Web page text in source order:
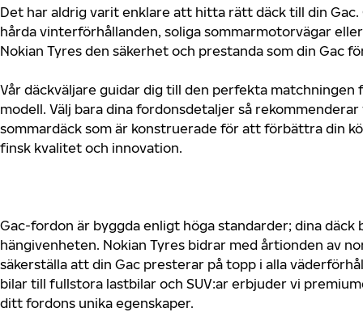
Det har aldrig varit enklare att hitta rätt däck till din
hårda vinterförhållanden, soliga sommarmotorvägar
Nokian Tyres den säkerhet och prestanda som din Gac
Vår däckväljare guidar dig till den perfekta matchningen
modell. Välj bara dina fordonsdetaljer så
sommardäck som är konstruerade för att förbättra din
finsk kvalitet och innovation.
Gac-fordon är byggda enligt höga standarder; dina däck
hängivenheten. Nokian Tyres bidrar med årtionden av
säkerställa att din Gac presterar på topp i alla
bilar till fullstora lastbilar och SUV:ar erbjuder vi
ditt fordons unika egenskaper.